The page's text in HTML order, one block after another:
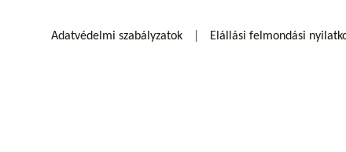
Adatvédelmi szabályzatok Elállási felmondási